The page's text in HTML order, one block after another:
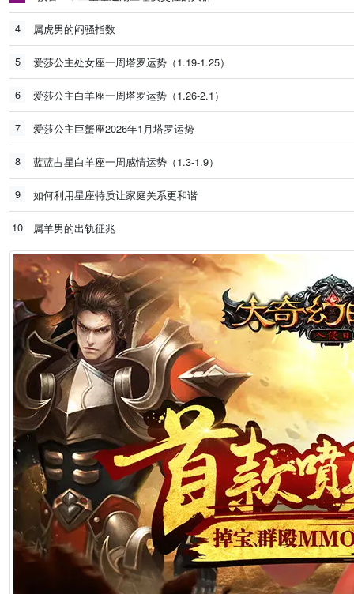
4 属虎男的闷骚指数
5 爱莎公主处女座一周塔罗运势（1.19-1.25）
6 爱莎公主白羊座一周塔罗运势（1.26-2.1）
7 爱莎公主巨蟹座2026年1月塔罗运势
8 蓝蓝占星白羊座一周感情运势（1.3-1.9）
9 如何利用星座特质让家庭关系更和谐
10 属羊男的出轨征兆